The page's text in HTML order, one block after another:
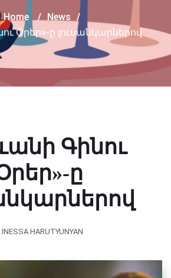
Home / News /
Օրեր»-ը լուսանկարներով
Գինու
ը
INESSA HARUTYUNYAN